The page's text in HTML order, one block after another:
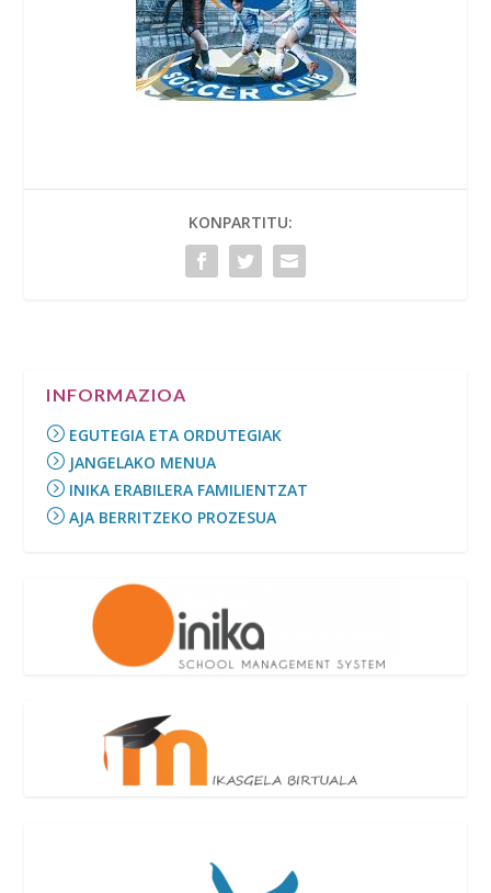
KONPARTITU:
INFORMAZIOA
EGUTEGIA ETA ORDUTEGIAK
JANGELAKO MENUA
INIKA ERABILERA FAMILIENTZAT
AJA BERRITZEKO PROZESUA